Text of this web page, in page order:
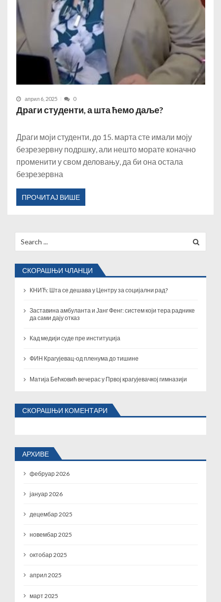
април 6, 2025 0
Драги студенти, а шта ћемо даље?
Драги моји студенти, до 15. марта сте имали моју
безрезервну подршку, али нешто морате коначно
променити у свом деловању, да би она остала
безрезервна
ПРОЧИТАЈ ВИШЕ
for:
СКОРАШЊИ ЧЛАНЦИ
КНИЋ: Шта се дешава у Центру за социјални рад?
Заставина амбуланта и Јанг Фенг: систем који тера раднике
да сами дају отказ
Кад медији суде пре институција
ФИН Крагујевац-од пленума до тишине
Матија Бећковић вечерас у Првој крагујевачкој гимназији
СКОРАШЊИ КОМЕНТАРИ
АРХИВЕ
фебруар 2026
јануар 2026
децембар 2025
новембар 2025
октобар 2025
април 2025
март 2025